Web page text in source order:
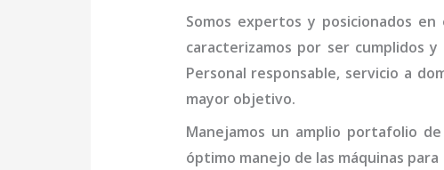
Somos expertos y posicionados
caracterizamos por ser cumplidos
Personal responsable, servicio a
mayor objetivo.
Manejamos un amplio portafolio
óptimo manejo de las máquinas para